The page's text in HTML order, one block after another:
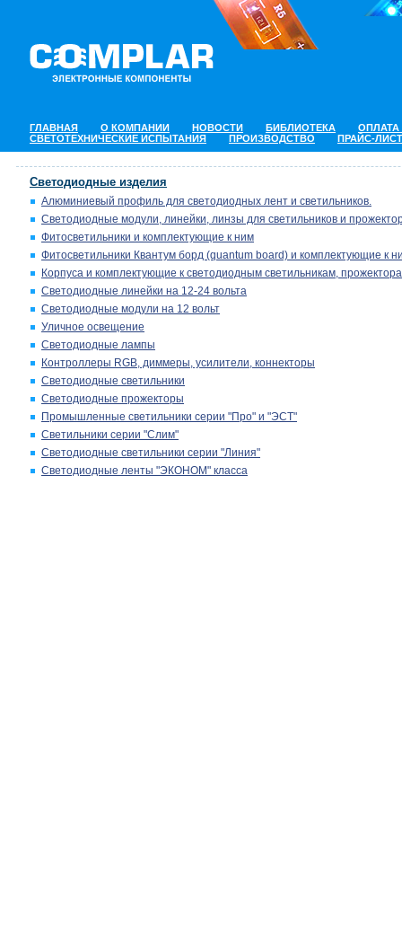
ГЛАВНАЯ О КОМПАНИИ НОВОСТИ БИБЛИОТЕКА
ОПЛАТА
СВЕТОТЕХНИЧЕСКИЕ ИСПЫТАНИЯ
ПРОИЗВОДСТВО ПРАЙС-ЛИСТ
Светодиодные изделия
Алюминиевый профиль для светодиодных лент и светильников.
Светодиодные модули, линейки, линзы для светильников и
Фитосветильники и комплектующие к ним
Фитосветильники Квантум борд (quantum board) и комплектующие к
Корпуса и комплектующие к светодиодным светильникам,
Светодиодные линейки на 12-24 вольта
Светодиодные модули на 12 вольт
Уличное освещение
Светодиодные лампы
Контроллеры RGB, диммеры, усилители, коннекторы
Светодиодные светильники
Светодиодные прожекторы
Промышленные светильники серии "Про" и "ЭСТ"
Светильники серии "Слим"
Светодиодные светильники серии "Линия"
Светодиодные ленты "ЭКОНОМ" класса